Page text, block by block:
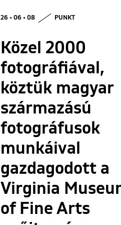
26 • 06 • 08 PUNKT
Közel 2000
fotográfiával,
köztük magyar
származású
fotográfusok
munkáival
gazdagodott a
Virginia
of Fine Arts